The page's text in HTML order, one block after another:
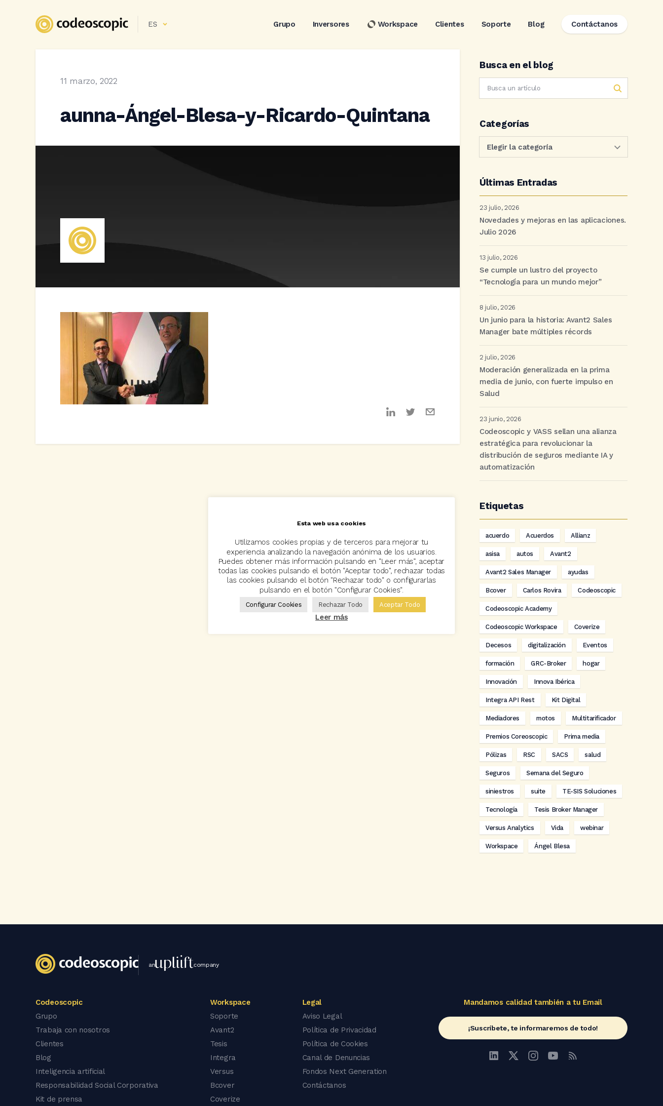
ES Grupo Inversores Workspace Clientes Soporte Blog Contáctanos
11 marzo, 2022
aunna-Ángel-Blesa-y-Ricardo-Quintana
Busca en el blog
Categorías
Últimas Entradas
23 julio, 2026
Novedades y mejoras en las aplicaciones.
Julio 2026
13 julio, 2026
Se cumple un lustro del proyecto
“Tecnología para un mundo mejor”
8 julio, 2026
Un junio para la historia: Avant2 Sales
Manager bate múltiples récords
2 julio, 2026
Moderación generalizada en la prima
media de junio, con fuerte impulso en
Salud
23 junio, 2026
Codeoscopic y VASS sellan una alianza
estratégica para revolucionar la
distribución de seguros mediante IA y
automatización
Etiquetas
acuerdo Acuerdos Allianz
asisa autos Avant2
Avant2 Sales Manager ayudas
Bcover Carlos Rovira Codeoscopic
Codeoscopic Academy
Codeoscopic Workspace Coverize
Decesos digitalización Eventos
formación GRC-Broker hogar
Innovación Innova Ibérica
Integra API Rest Kit Digital
Mediadores motos Multitarificador
Premios Coreoscopic Prima media
Pólizas RSC SACS salud
Seguros Semana del Seguro
siniestros suite TE-SIS Soluciones
Tecnología Tesis Broker Manager
Versus Analytics Vida webinar
Workspace Ángel Blesa
an company
Codeoscopic
Grupo
Trabaja con nosotros
Clientes
Blog
Inteligencia artificial
Responsabilidad Social Corporativa
Kit de prensa
Workspace
Soporte
Avant2
Tesis
Integra
Versus
Bcover
Coverize
Legal
Aviso Legal
Política de Privacidad
Política de Cookies
Canal de Denuncias
Fondos Next Generation
Contáctanos
Mandamos calidad también a tu Email
¡Suscríbete, te informaremos de todo!
Esta web usa cookies
Utilizamos cookies propias y de terceros para mejorar tu
experiencia analizando la navegación anónima de los usuarios.
Puedes obtener más información pulsando en "Leer más", aceptar
todas las cookies pulsando el botón "Aceptar todo", rechazar todas
las cookies pulsando el botón "Rechazar todo" o configurarlas
pulsando en el botón "Configurar Cookies".
Configurar Cookies Rechazar Todo Aceptar Todo
Leer más